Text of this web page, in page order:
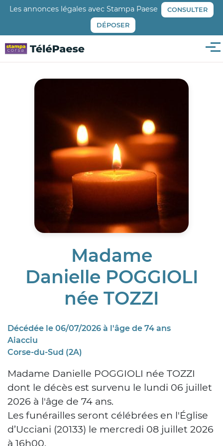
Aller
principal
Les annonces légales avec Stampa Paese CONSULTER
DÉPOSER
Madame
Danielle POGGIOLI
née TOZZI
Décédée le 06/07/2026 à l'âge de 74 ans
Aiacciu
Corse-du-Sud (2A)
Madame Danielle POGGIOLI née TOZZI
dont le décès est survenu le lundi 06 juillet
2026 à l'âge de 74 ans.
Les funérailles seront célébrées en l'Église
d’Ucciani (20133) le mercredi 08 juillet 2026
à 16h00.